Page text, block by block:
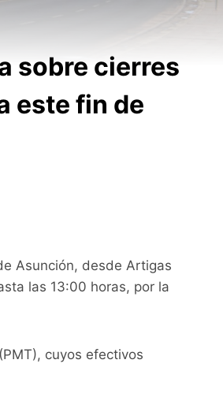
sobre cierres
este fin de
Asunción, desde Artigas
las 13:00 horas, por la
cuyos efectivos